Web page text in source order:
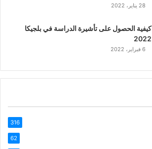
28 يناير، 2022
كيفية الحصول على تأشيرة الدراسة في بلجيكا
2022
6 فبراير، 2022
316
62